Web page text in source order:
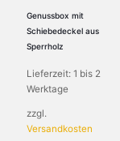
Genussbox mit
Schiebedeckel aus
Sperrholz
Lieferzeit: 1 bis 2
Werktage
zzgl.
Versandkosten